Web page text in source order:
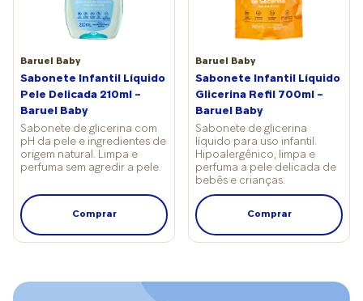
Baruel Baby
Sabonete Infantil Líquido
Pele Delicada 210ml –
Baruel Baby
Sabonete de glicerina com
pH da pele e ingredientes de
origem natural. Limpa e
perfuma sem agredir a pele.
Comprar
Baruel Baby
Sabonete Infantil Líquido
Glicerina Refil 700ml –
Baruel Baby
Sabonete de glicerina
líquido para uso infantil.
Hipoalergênico, limpa e
perfuma a pele delicada de
bebês e crianças.
Comprar